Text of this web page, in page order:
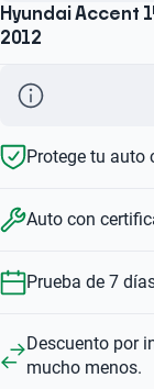
Hyundai Accent
2012
Protege tu auto
Auto con
Prueba de 7
Descuento por
mucho menos.